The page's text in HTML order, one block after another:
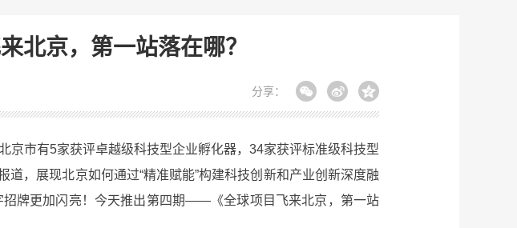
北京，第一站落在哪？
分享：
市有5家获评卓越级科技型企业孵化器，34家获评标准级科技型
，展现北京如何通过“精准赋能”构建科技创新和产业创新深度融
招牌更加闪亮！今天推出第四期——《全球项目飞来北京，第一站